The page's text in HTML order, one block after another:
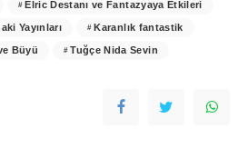
Elric Destanı ve Fantazyaya Etkileri
Yayınları Karanlık fantastik
Büyü Tuğçe Nida Sevin